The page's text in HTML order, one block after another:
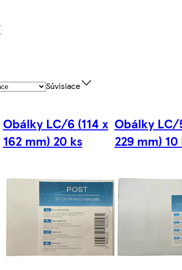
Súvisiace
Obálky LC/6 (114 x
162 mm) 20 ks
Obálky LC/
229 mm) 10